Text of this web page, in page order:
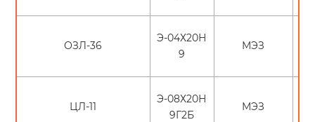
ОЗЛ-36
Э-04Х20Н
9
МЭЗ
ЦЛ-11
Э-08Х20Н
9Г2Б
МЭЗ